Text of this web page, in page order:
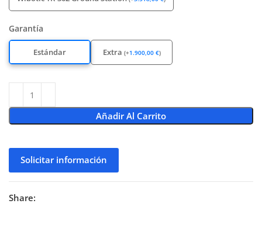
Garantía
Estándar Extra (+1.900,00 €)
Añadir Al Carrito
Solicitar información
Share: